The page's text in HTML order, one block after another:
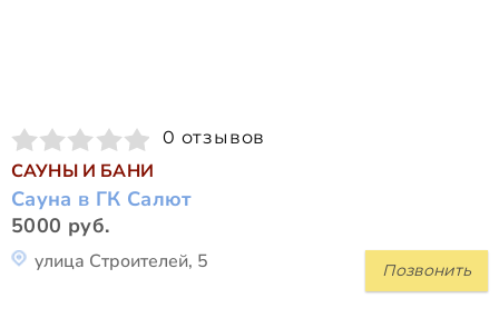
0 отзывов
САУНЫ И БАНИ
Сауна в ГК Салют
5000 руб.
Позвонить
улица Строителей, 5